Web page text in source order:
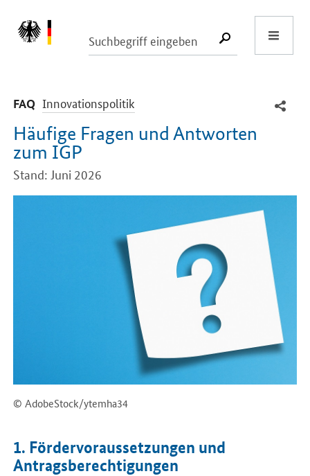
SUCHE
FAQ -
Innovationspolitik
Häufige Fragen und Antworten
zum IGP
Stand: Juni 2026
© AdobeStock/ytemha34
1. Fördervoraussetzungen und
Antragsberechtigungen